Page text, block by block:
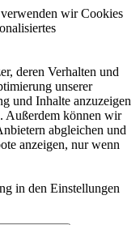
wir Cookies
deren Verhalten und
unserer
und Inhalte anzuzeigen
Außerdem können wir
abgleichen und
anzeigen, nur wenn
in den Einstellungen